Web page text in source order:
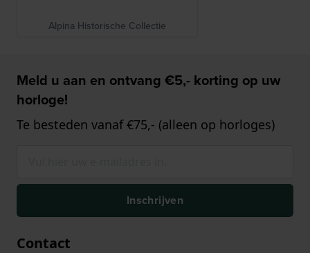
Alpina Historische Collectie
Meld u aan en ontvang €5,- korting op uw
horloge!
Te besteden vanaf €75,- (alleen op horloges)
Inschrijven
Contact